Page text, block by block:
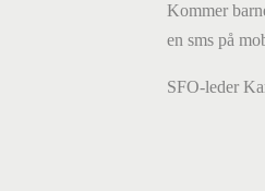
Kommer
en sms på
SFO-leder